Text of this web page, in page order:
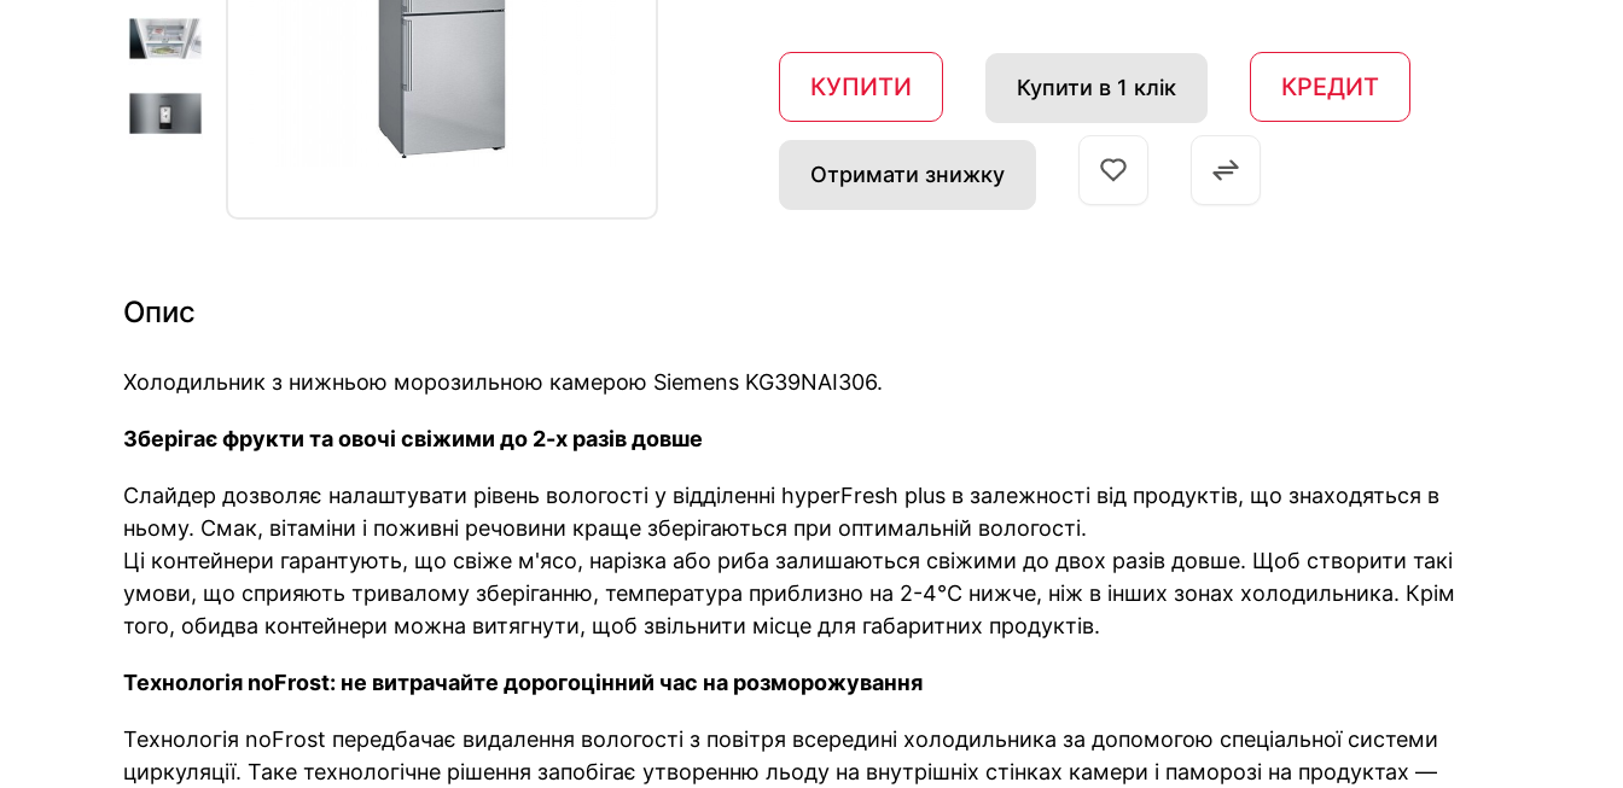
КУПИТИ Купити в 1 клік КРЕДИТ
Отримати знижку
Опис
Холодильник з нижньою морозильною камерою Siemens KG39NAI306.
Зберігає фрукти та овочі свіжими до 2-х разів довше
Слайдер дозволяє налаштувати рівень вологості у відділенні hyperFresh plus в залежності від продуктів, що знаходяться в
ньому. Смак, вітаміни і поживні речовини краще зберігаються при оптимальній вологості.
Ці контейнери гарантують, що свіже м'ясо, нарізка або риба залишаються свіжими до двох разів довше. Щоб створити такі
умови, що сприяють тривалому зберіганню, температура приблизно на 2-4°С нижче, ніж в інших зонах холодильника. Крім
того, обидва контейнери можна витягнути, щоб звільнити місце для габаритних продуктів.
Технологія noFrost: не витрачайте дорогоцінний час на розморожування
Технологія noFrost передбачає видалення вологості з повітря всередині холодильника за допомогою спеціальної системи
циркуляції. Таке технологічне рішення запобігає утворенню льоду на внутрішніх стінках камери і паморозі на продуктах —